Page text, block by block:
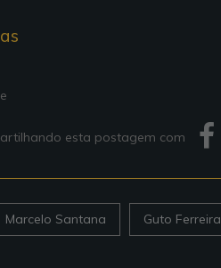
esta postagem com
Marcelo Santana Guto Ferreira